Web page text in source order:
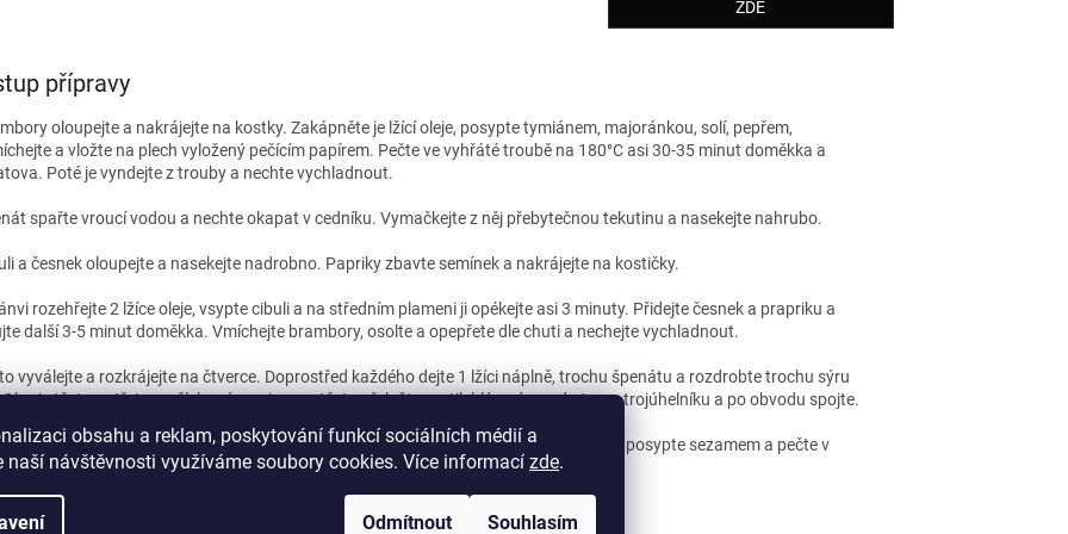
obsahu a reklam, poskytování funkcí sociálních médií a
naší návštěvnosti využíváme soubory cookies. Více informací zde.
Odmítnout Souhlasím
ZDE
přípravy
oloupejte a nakrájejte na kostky. Zakápněte je lžící oleje, posypte tymiánem, majoránkou, solí, pepřem,
a vložte na plech vyložený pečícím papírem. Pečte ve vyhřáté troubě na 180°C asi 30-35 minut doměkka a
Poté je vyndejte z trouby a nechte vychladnout.
spařte vroucí vodou a nechte okapat v cedníku. Vymačkejte z něj přebytečnou tekutinu a nasekejte nahrubo.
a česnek oloupejte a nasekejte nadrobno. Papriky zbavte semínek a nakrájejte na kostičky.
rozehřejte 2 lžíce oleje, vsypte cibuli a na středním plameni ji opékejte asi 3 minuty. Přidejte česnek a prapriku a
další 3-5 minut doměkka. Vmíchejte brambory, osolte a opepřete dle chuti a nechejte vychladnout.
vyválejte a rozkrájejte na čtverce. Doprostřed každého dejte 1 lžíci náplně, trochu špenátu a rozdrobte trochu sýru
těsta potřete rozšlehaným vejcem a těsto přeložte protilehlým cípem do tvaru trojúhelníku a po obvodu spojte.
skládejte na plech vyložený pečícím papírem, potřete je rozšlehaným vejcem, posypte sezamem a pečte v
předehříté na 180°C asi 25 minut dozlatova.
chuť!